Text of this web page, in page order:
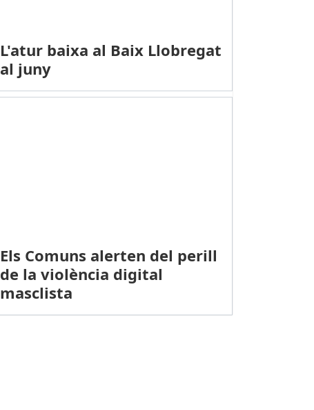
L'atur baixa al Baix Llobregat
al juny
Els Comuns alerten del perill
de la violència digital
masclista